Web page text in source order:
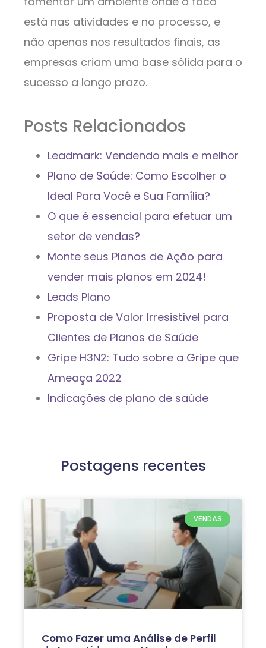
está nas atividades e no processo, e
não apenas nos resultados finais, as
empresas criam uma base sólida para o
sucesso a longo prazo.
Posts Relacionados
Leadmark: Vendendo mais e melhor
Plano de Saúde: Como Escolher o
Ideal Para Você e Sua Família?
O que é essencial para efetuar um
setor de vendas?
Monte seus Planos de Ação para
vender mais planos em 2024!
Leads Plano
Proposta de Valor Irresistível para
Clientes de Planos de Saúde
Gripe H3N2: Tudo sobre a Gripe que
Ameaça 2022
Indicações de plano de saúde
Postagens recentes
VENDAS
Como Fazer uma Análise de Perfil